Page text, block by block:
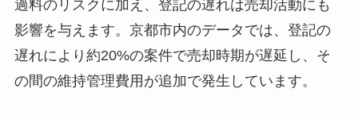
過料のリスクに加え、登記の遅れは売却活動にも
影響を与えます。京都市内のデータでは、登記の
遅れにより約20%の案件で売却時期が遅延し、そ
の間の維持管理費用が追加で発生しています。